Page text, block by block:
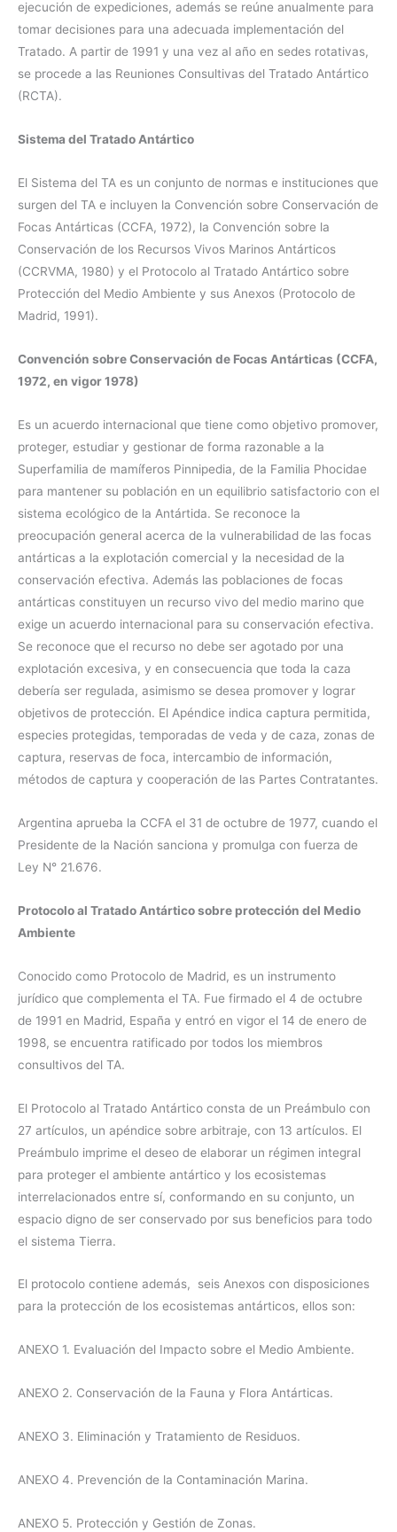
ejecución de expediciones, además se reúne anualmente para
tomar decisiones para una adecuada implementación del
Tratado. A partir de 1991 y una vez al año en sedes rotativas,
se procede a las Reuniones Consultivas del Tratado Antártico
(RCTA).
Sistema del Tratado Antártico
El Sistema del TA es un conjunto de normas e instituciones que
surgen del TA e incluyen la Convención sobre Conservación de
Focas Antárticas (CCFA, 1972), la Convención sobre la
Conservación de los Recursos Vivos Marinos Antárticos
(CCRVMA, 1980) y el Protocolo al Tratado Antártico sobre
Protección del Medio Ambiente y sus Anexos (Protocolo de
Madrid, 1991).
Convención sobre Conservación de Focas Antárticas (CCFA,
1972, en vigor 1978)
Es un acuerdo internacional que tiene como objetivo promover,
proteger, estudiar y gestionar de forma razonable a la
Superfamilia de mamíferos Pinnipedia, de la Familia Phocidae
para mantener su población en un equilibrio satisfactorio con el
sistema ecológico de la Antártida. Se reconoce la
preocupación general acerca de la vulnerabilidad de las focas
antárticas a la explotación comercial y la necesidad de la
conservación efectiva. Además las poblaciones de focas
antárticas constituyen un recurso vivo del medio marino que
exige un acuerdo internacional para su conservación efectiva.
Se reconoce que el recurso no debe ser agotado por una
explotación excesiva, y en consecuencia que toda la caza
debería ser regulada, asimismo se desea promover y lograr
objetivos de protección. El Apéndice indica captura permitida,
especies protegidas, temporadas de veda y de caza, zonas de
captura, reservas de foca, intercambio de información,
métodos de captura y cooperación de las Partes Contratantes.
Argentina aprueba la CCFA el 31 de octubre de 1977, cuando el
Presidente de la Nación sanciona y promulga con fuerza de
Ley N° 21.676.
Protocolo al Tratado Antártico sobre protección del Medio
Ambiente
Conocido como Protocolo de Madrid, es un instrumento
jurídico que complementa el TA. Fue firmado el 4 de octubre
de 1991 en Madrid, España y entró en vigor el 14 de enero de
1998, se encuentra ratificado por todos los miembros
consultivos del TA.
El Protocolo al Tratado Antártico consta de un Preámbulo con
27 artículos, un apéndice sobre arbitraje, con 13 artículos. El
Preámbulo imprime el deseo de elaborar un régimen integral
para proteger el ambiente antártico y los ecosistemas
interrelacionados entre sí, conformando en su conjunto, un
espacio digno de ser conservado por sus beneficios para todo
el sistema Tierra.
El protocolo contiene además, seis Anexos con disposiciones
para la protección de los ecosistemas antárticos, ellos son:
ANEXO 1. Evaluación del Impacto sobre el Medio Ambiente.
ANEXO 2. Conservación de la Fauna y Flora Antárticas.
ANEXO 3. Eliminación y Tratamiento de Residuos.
ANEXO 4. Prevención de la Contaminación Marina.
ANEXO 5. Protección y Gestión de Zonas.